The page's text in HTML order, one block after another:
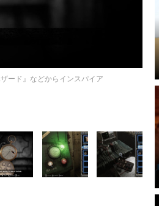
ード』などからインスパイア